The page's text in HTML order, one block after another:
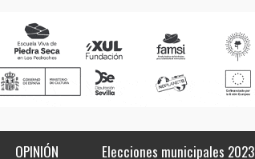
OPINIÓN Elecciones municipales 2023